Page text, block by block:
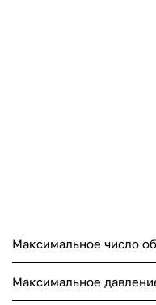
Максимальное число
Максимальное